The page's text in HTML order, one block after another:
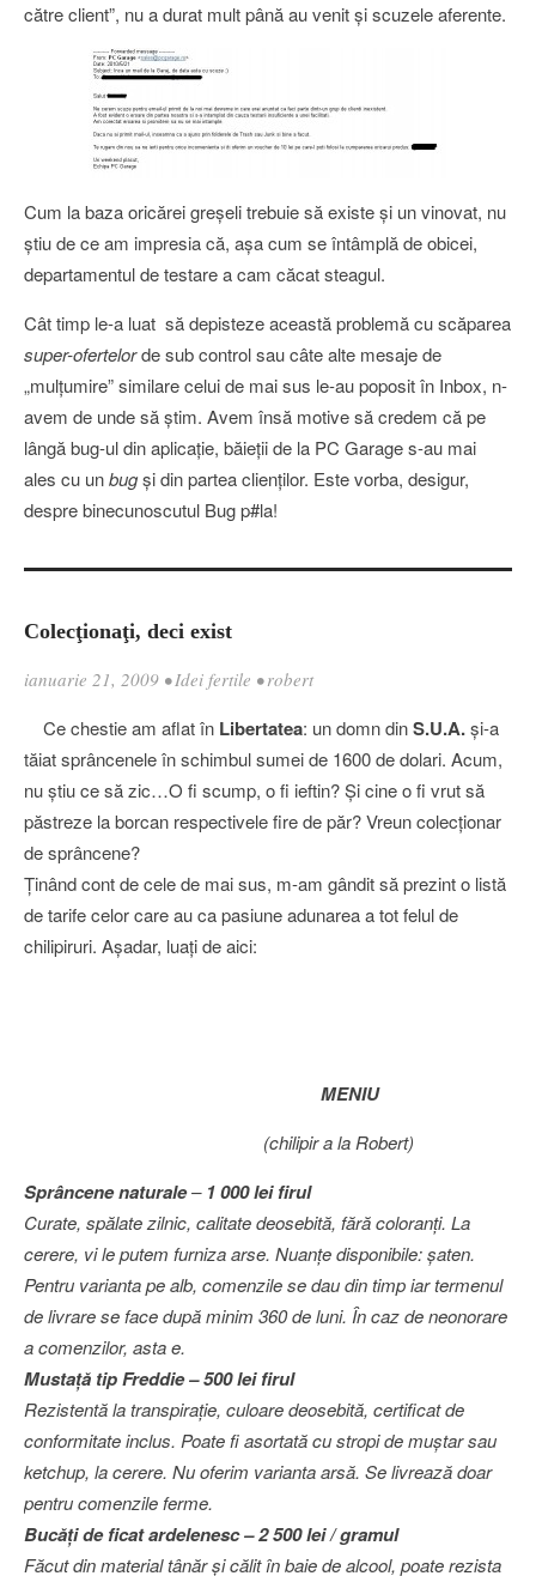
către client”, nu a durat mult până au venit şi scuzele aferente.
Cum la baza oricărei greşeli trebuie să existe şi un vinovat, nu
ştiu de ce am impresia că, aşa cum se întâmplă de obicei,
departamentul de testare a cam căcat steagul.
Cât timp le-a luat să depisteze această problemă cu scăparea
super-ofertelorde sub control sau câte alte mesaje de
„mulţumire” similare celui de mai sus le-au poposit în Inbox, n-
avem de unde să ştim. Avem însă motive să credem că pe
lângă bug-ul din aplicaţie, băieţii de la PC Garage s-au mai
ales cu unbugşi din partea clienţilor. Este vorba, desigur,
despre binecunoscutul Bug p#la!
Colecţionaţi, deci exist
ianuarie 21, 2009 •Idei fertile •robert
Ce chestie am aflat în Libertatea: un domn dinS.U.A.şi-a
tăiat sprâncenele în schimbul sumei de 1600 de dolari. Acum,
nu ştiu ce să zic…O fi scump, o fi ieftin? Şi cine o fi vrut să
păstreze la borcan respectivele fire de păr? Vreun colecţionar
de sprâncene?
Ţinând cont de cele de mai sus, m-am gândit să prezint o listă
de tarife celor care au ca pasiune adunarea a tot felul de
chilipiruri. Aşadar, luaţi de aici:
MENIU
(chilipir a la Robert)
Sprâncene naturale– 1 000 lei firul
Curate, spălate zilnic, calitate deosebită, fără coloranţi. La
cerere, vi le putem furniza arse. Nuanţe disponibile: şaten.
Pentru varianta pe alb, comenzile se dau din timp iar termenul
de livrare se face după minim 360 de luni. În caz de neonorare
a comenzilor, asta e.
Mustaţă tip Freddie – 500 lei firul
Rezistentă la transpiraţie, culoare deosebită, certificat de
conformitate inclus. Poate fi asortată cu stropi de muştar sau
ketchup, la cerere. Nu oferim varianta arsă. Se livrează doar
pentru comenzile ferme.
Bucăţi de ficat ardelenesc – 2 500 lei / gramul
Făcut din material tânăr şi călit în baie de alcool, poate rezista